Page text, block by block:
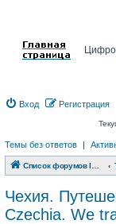
Вход Регистрация
Темы без ответов |
Список форумов INFO CAM | Форум
Чехия.
Czechia. We